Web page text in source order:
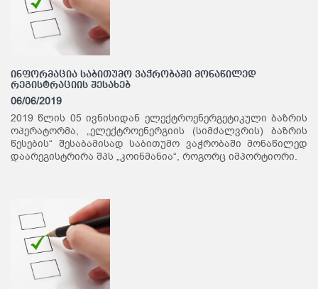
ინფორმაცია საბითუმო ვაჭრობაში მონაწილედ
რეგისტრაციის შესახებ
06/06/2019
2019 წლის 05 ივნისიდან ელექტროენერგეტიკული ბაზრის
ოპერატორმა, „ელექტროენერგიის (სიმძალვრის) ბაზრის
წესების“ შესაბამისად საბითუმო ვაჭრობაში მონაწილედ
დაარეგისტრირა შპს „კოინმანია“, როგორც იმპორტიორი.